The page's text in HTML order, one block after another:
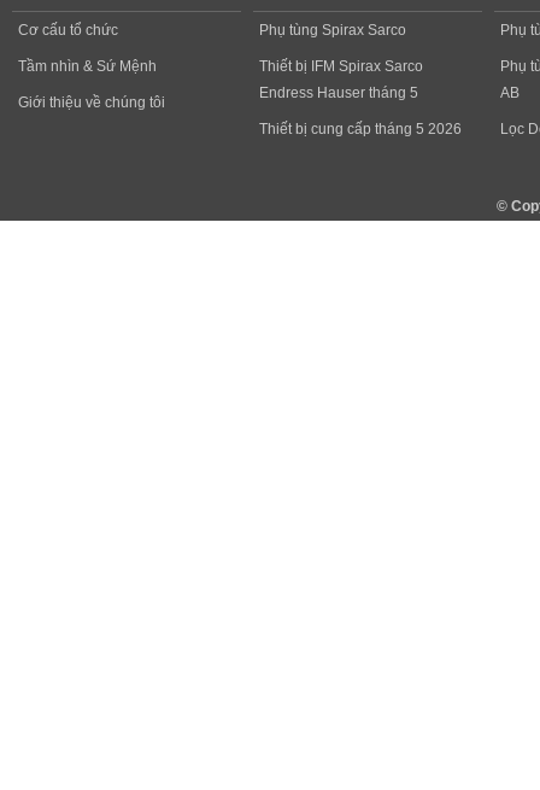
Cơ cấu tổ chức
Tầm nhìn & Sứ Mệnh
Giới thiệu về chúng tôi
Phụ tùng Spirax Sarco
Thiết bị IFM Spirax Sarco
Endress Hauser tháng 5
Thiết bị cung cấp tháng 5 2026
Phụ
Phụ
AB
Lọc
©